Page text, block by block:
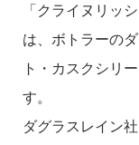
「クライヌリッ
は、ボトラーの
ト・カスクシリ
す。
ダグラスレイン